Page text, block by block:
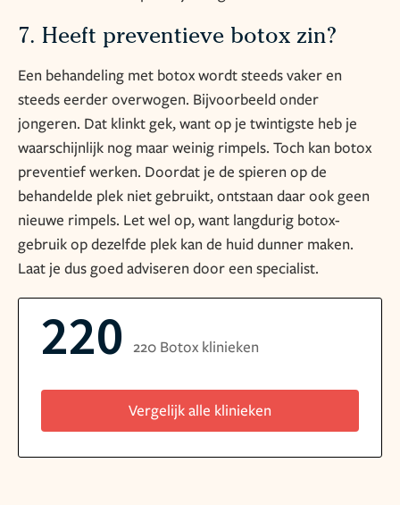
7. Heeft preventieve botox zin?
Een behandeling met botox wordt steeds vaker en
steeds eerder overwogen. Bijvoorbeeld onder
jongeren. Dat klinkt gek, want op je twintigste heb je
waarschijnlijk nog maar weinig rimpels. Toch kan botox
preventief werken. Doordat je de spieren op de
behandelde plek niet gebruikt, ontstaan daar ook geen
nieuwe rimpels. Let wel op, want langdurig botox-
gebruik op dezelfde plek kan de huid dunner maken.
Laat je dus goed adviseren door een specialist.
220 220 Botox klinieken
Vergelijk alle klinieken